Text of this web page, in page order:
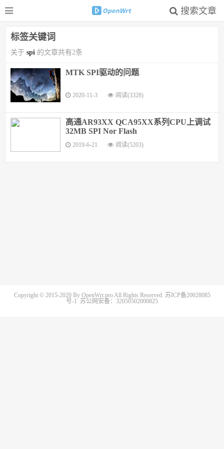
搜索文章
标签关键词
关于 spi 的文章共有2条
MTK SPI驱动的问题
2020-11-3 阅读(3328)
高通AR93XX QCA95XX系列CPU上调试
32MB SPI Nor Flash
2019-6-21 阅读(5203)
Copyright © 2015-2020 By OpenWrt.pro All Rights Reserved. 苏ICP备20028085
号-1 苏公网安备：32050502000825